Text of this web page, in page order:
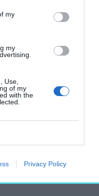
my
my
Use,
of my
with the
Privacy Policy
Família a